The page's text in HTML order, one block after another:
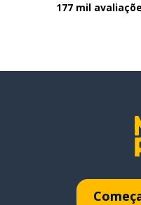
177 mil